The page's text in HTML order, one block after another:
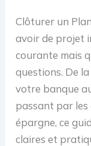
Clôturer un
avoir de projet
courante mais
questions. De
votre banque
passant par
épargne, ce
claires et